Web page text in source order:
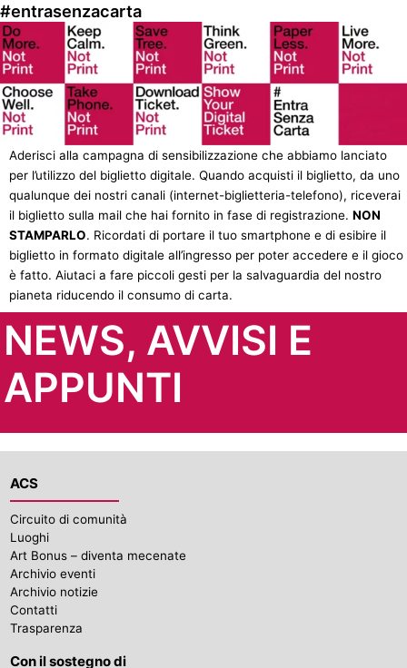
#entrasenzacarta
Aderisci alla campagna di sensibilizzazione che abbiamo lanciato
per l’utilizzo del biglietto digitale. Quando acquisti il biglietto, da uno
qualunque dei nostri canali (internet-biglietteria-telefono), riceverai
il biglietto sulla mail che hai fornito in fase di registrazione. NON
STAMPARLO. Ricordati di portare il tuo smartphone e di esibire il
biglietto in formato digitale all’ingresso per poter accedere e il gioco
è fatto. Aiutaci a fare piccoli gesti per la salvaguardia del nostro
pianeta riducendo il consumo di carta.
NEWS, AVVISI E
APPUNTI
ACS
Circuito di comunità
Luoghi
Art Bonus – diventa mecenate
Archivio eventi
Archivio notizie
Contatti
Trasparenza
Con il sostegno di